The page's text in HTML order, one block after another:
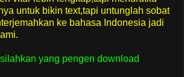
untuk bikin text,tapi untunglah sobat
ke bahasa Indonesia jadi
yang pengen download